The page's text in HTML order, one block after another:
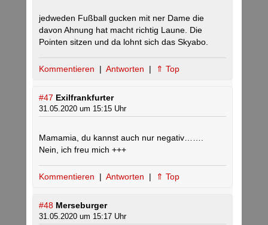
jedweden Fußball gucken mit ner Dame die
davon Ahnung hat macht richtig Laune. Die
Pointen sitzen und da lohnt sich das Skyabo.
Kommentieren | Antworten | ⇑ Top
#47 Exilfrankfurter
31.05.2020 um 15:15 Uhr
Mamamia, du kannst auch nur negativ…….
Nein, ich freu mich +++
Kommentieren | Antworten | ⇑ Top
#48 Merseburger
31.05.2020 um 15:17 Uhr